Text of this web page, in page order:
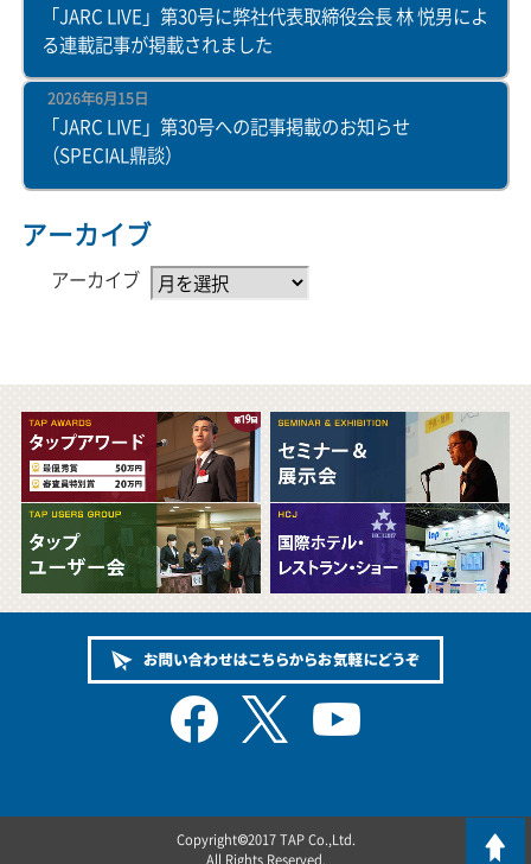
「JARC LIVE」第30号に弊社代表取締役会長 林 悦男によ
る連載記事が掲載されました
「JARC LIVE」第30号への記事掲載のお知らせ
（SPECIAL鼎談）
2026年6月15日
アーカイブ
アーカイブ
Copyright©2017 TAP Co.,Ltd.
All Rights Reserved.